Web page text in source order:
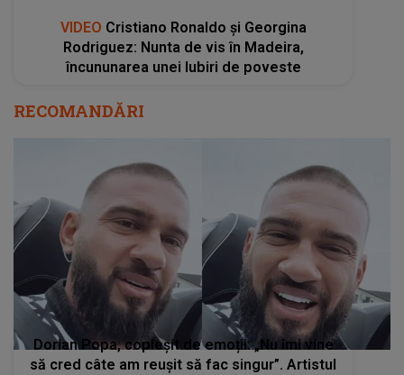
VIDEO Cristiano Ronaldo și Georgina
Rodriguez: Nunta de vis în Madeira,
încununarea unei Iubiri de poveste
RECOMANDĂRI
Dorian Popa, copleșit de emoții: „Nu îmi vine
să cred câte am reușit să fac singur”. Artistul